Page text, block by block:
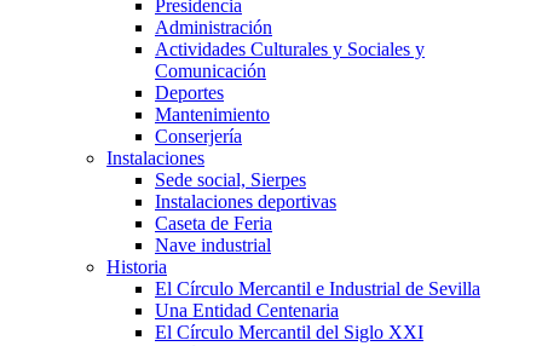
Presidencia
Administración
Actividades Culturales y Sociales y
Comunicación
Deportes
Mantenimiento
Conserjería
Instalaciones
Sede social, Sierpes
Instalaciones deportivas
Caseta de Feria
Nave industrial
Historia
El Círculo Mercantil e Industrial de Sevilla
Una Entidad Centenaria
El Círculo Mercantil del Siglo XXI